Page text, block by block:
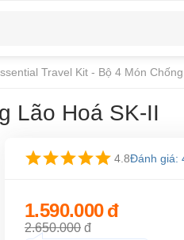
Travel Kit - Bộ 4 Món
Lão Hoá SK-II
4.8Đánh giá:
1.590.000đ
2.650.000 đ